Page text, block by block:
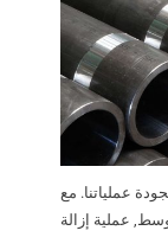
عملياتنا. مع
عملية إزالة